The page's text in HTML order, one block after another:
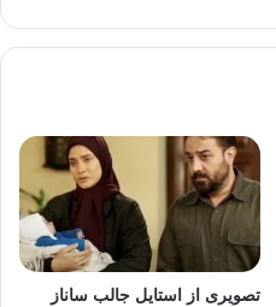
تصویری از استایل جالب ساناز